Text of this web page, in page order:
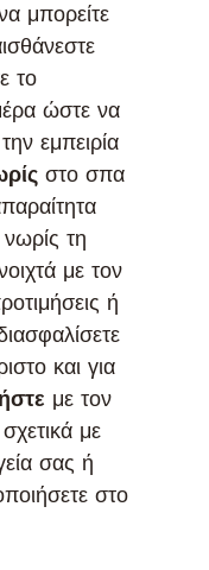
μπορείτε
το
ώστε να
εμπειρία
στο σπα
τη
με τον
ή
και για
με τον
με
σας ή
στο